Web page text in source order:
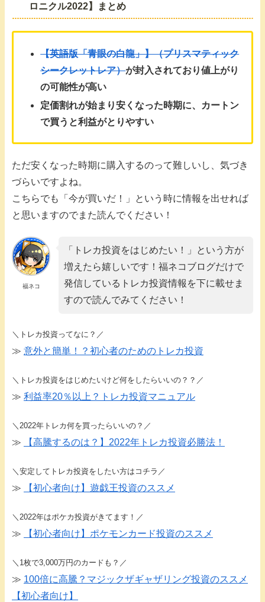
ロニクル2022】まとめ
【英語版「青眼の白龍」】（プリスマティック
シークレットレア）が封入されており値上がり
の可能性が高い
定価割れが始まり安くなった時期に、カートン
で買うと利益がとりやすい
ただ安くなった時期に購入するのって難しいし、気づき
づらいですよね。
こちらでも「今が買いだ！」という時に情報を出せれば
と思いますのでまた読んでください！
福ネコ
「トレカ投資をはじめたい！」という方が
増えたら嬉しいです！福ネコブログだけで
発信しているトレカ投資情報を下に載せま
すので読んでみてください！
＼トレカ投資ってなに？／
≫ 意外と簡単！？初心者のためのトレカ投資
＼トレカ投資をはじめたいけど何をしたらいいの？？／
≫ 利益率20％以上？トレカ投資マニュアル
＼2022年トレカ何を買ったらいいの？／
≫ 【高騰するのは？】2022年トレカ投資必勝法！
＼安定してトレカ投資をしたい方はコチラ／
≫ 【初心者向け】遊戯王投資のススメ
＼2022年はポケカ投資がきてます！／
≫ 【初心者向け】ポケモンカード投資のススメ
＼1枚で3,000万円のカードも？／
≫ 100倍に高騰？マジックザギャザリング投資のススメ
【初心者向け】